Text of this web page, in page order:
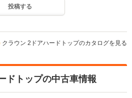
投稿する
クラウン 2ドアハードトップのカタログを見る
ドトップの中古車情報